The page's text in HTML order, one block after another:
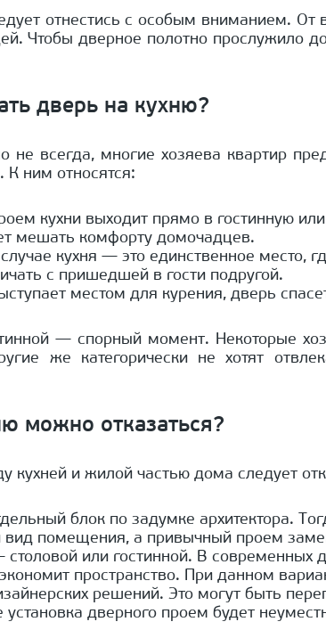
отнестись с особым вниманием. От
Чтобы дверное полотно прослужило
дверь на кухню?
не всегда, многие хозяева квартир
К ним относятся:
кухни выходит прямо в гостинную
мешать комфорту домочадцев.
кухня — это единственное место,
с пришедшей в гости подругой.
местом для курения, дверь
— спорный момент. Некоторые
же категорически не хотят
можно отказаться?
кухней и жилой частью дома следует
блок по задумке архитектора.
вид помещения, а привычный проем
или гостинной. В современных
пространство. При данном
решений. Это могут быть
дверного проем будет